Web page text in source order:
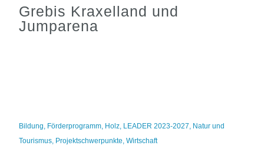
Grebis Kraxelland und
Jumparena
Bildung, Förderprogramm, Holz, LEADER 2023-2027, Natur und
Tourismus, Projektschwerpunkte,Wirtschaft